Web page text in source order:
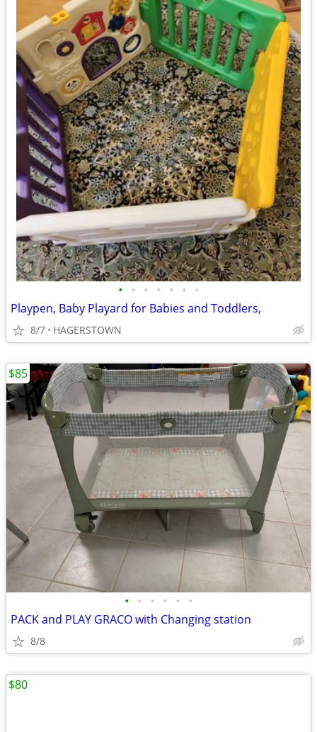
• • • • • • •
Playpen, Baby Playard for Babies and Toddlers,
8/7 HAGERSTOWN
• • • • • •
PACK and PLAY GRACO with Changing station
8/8
$85
$80